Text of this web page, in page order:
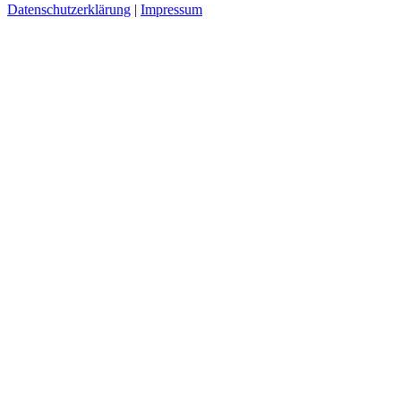
Datenschutzerklärung | Impressum